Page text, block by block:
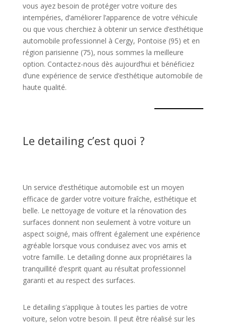
vous ayez besoin de protéger votre voiture des
intempéries, d’améliorer l’apparence de votre véhicule
ou que vous cherchiez à obtenir un service d’esthétique
automobile professionnel à Cergy, Pontoise (95) et en
région parisienne (75), nous sommes la meilleure
option. Contactez-nous dès aujourd’hui et bénéficiez
d’une expérience de service d’esthétique automobile de
haute qualité.
Le detailing c’est quoi ?
Un service d’esthétique automobile est un moyen
efficace de garder votre voiture fraîche, esthétique et
belle. Le nettoyage de voiture et la rénovation des
surfaces donnent non seulement à votre voiture un
aspect soigné, mais offrent également une expérience
agréable lorsque vous conduisez avec vos amis et
votre famille. Le detailing donne aux propriétaires la
tranquillité d’esprit quant au résultat professionnel
garanti et au respect des surfaces.
Le detailing s’applique à toutes les parties de votre
voiture, selon votre besoin. Il peut être réalisé sur les